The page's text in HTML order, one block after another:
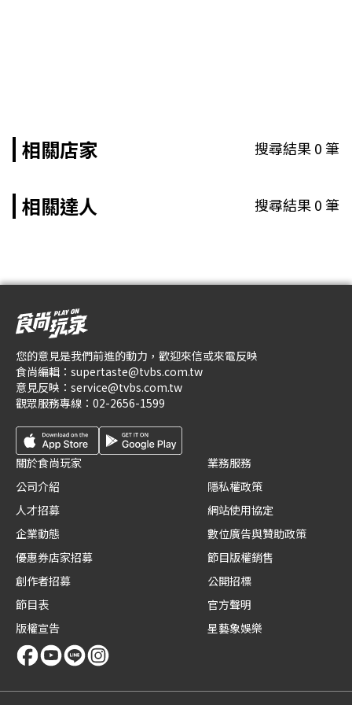
相關店家 搜尋結果0筆
相關達人 搜尋結果0筆
您的意見是我們前進的動力，歡迎來信或來電反映
食尚編輯： supertaste@tvbs.com.tw
意見反映： service@tvbs.com.tw
觀眾服務專線： 02-2656-1599
關於食尚玩家
公司介紹
人才招募
企業動態
優惠券店家招募
創作者招募
節目表
版權宣告
業務服務
隱私權政策
網站使用協定
數位廣告與贊助政策
節目版權銷售
公開招標
官方聲明
星藝象娛樂